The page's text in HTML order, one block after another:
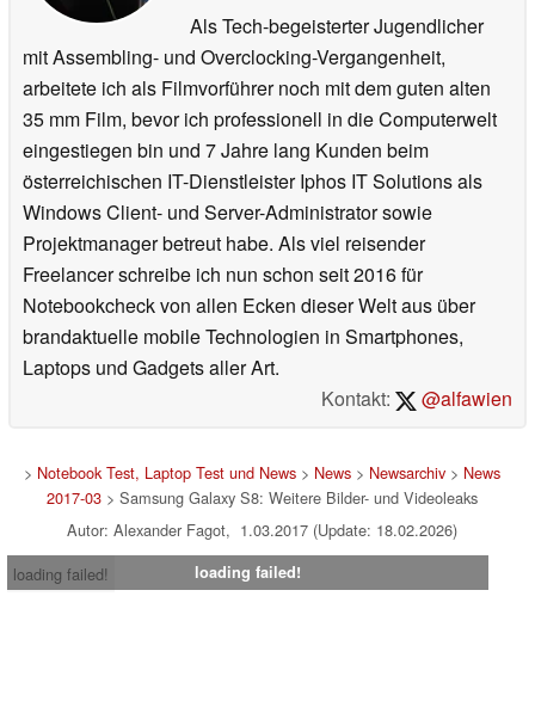
Als Tech-begeisterter Jugendlicher
mit Assembling- und Overclocking-Vergangenheit,
arbeitete ich als Filmvorführer noch mit dem guten alten
35 mm Film, bevor ich professionell in die Computerwelt
eingestiegen bin und 7 Jahre lang Kunden beim
österreichischen IT-Dienstleister Iphos IT Solutions als
Windows Client- und Server-Administrator sowie
Projektmanager betreut habe. Als viel reisender
Freelancer schreibe ich nun schon seit 2016 für
Notebookcheck von allen Ecken dieser Welt aus über
brandaktuelle mobile Technologien in Smartphones,
Laptops und Gadgets aller Art.
Kontakt:
@alfawien
> Notebook Test, Laptop Test und News> News> Newsarchiv> News
2017-03> Samsung Galaxy S8: Weitere Bilder- und Videoleaks
Autor: Alexander Fagot, 1.03.2017 (Update: 18.02.2026)
loading failed!
loading failed!